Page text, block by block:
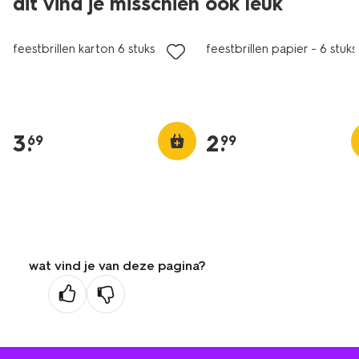
feestbrillen karton 6 stuks
3.
69
feestbrillen papier - 6 stuks
2.
99
wat vind je van deze pagina?